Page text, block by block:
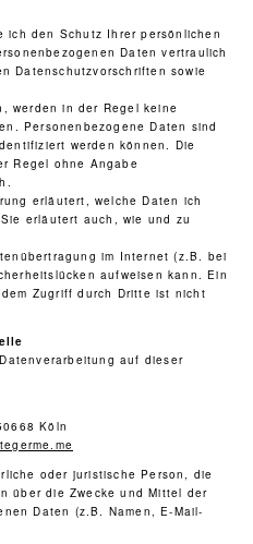
ich den Schutz Ihrer persönlichen
Daten vertraulich
Datenschutzvorschriften sowie
werden in der Regel keine
Personenbezogene Daten sind
werden können. Die
Regel ohne Angabe
erläutert, welche Daten ich
erläutert auch, wie und zu
im Internet (z.B. bei
aufweisen kann. Ein
Zugriff durch Dritte ist nicht
auf dieser
Köln
oder juristische Person, die
über die Zwecke und Mittel der
Daten (z.B. Namen, E-Mail-